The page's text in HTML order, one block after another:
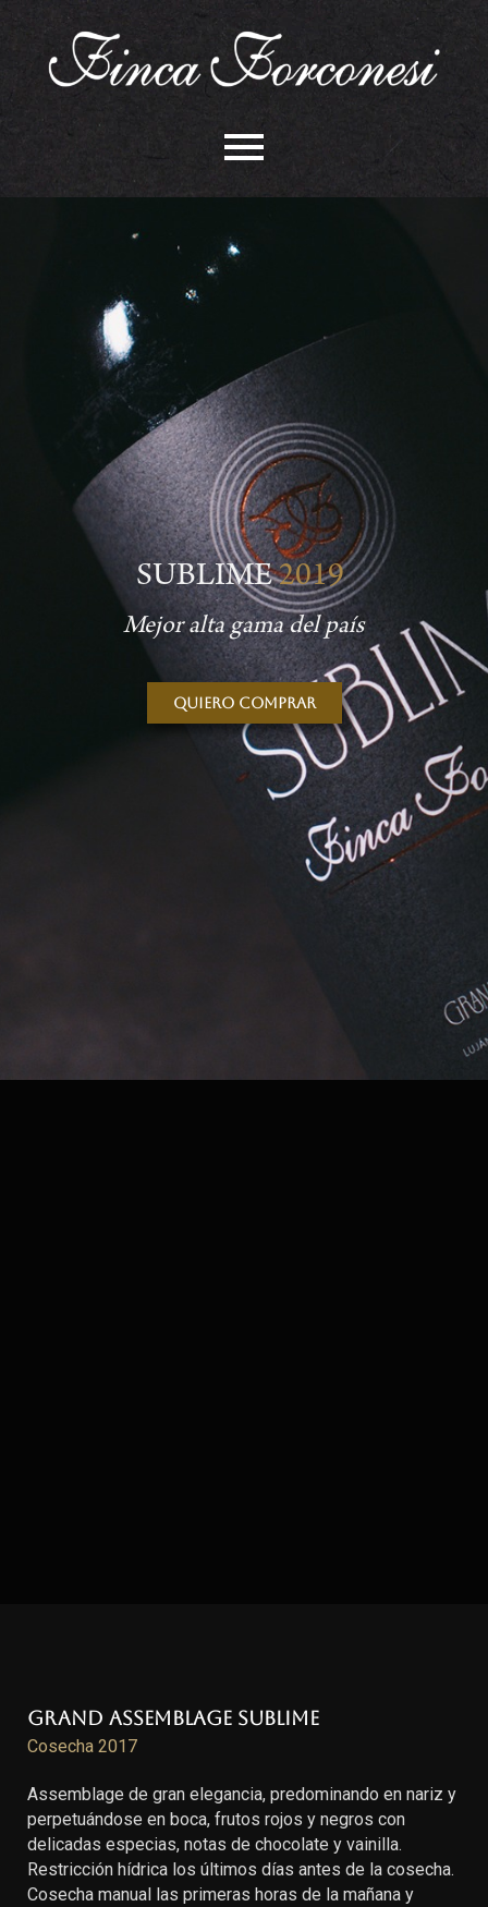
SUBLIME2019
Mejor alta gama del país
Quiero comprar
Grand Assemblage Sublime
Cosecha 2017
Assemblage de gran elegancia, predominando en nariz y
perpetuándose en boca, frutos rojos y negros con
delicadas especias, notas de chocolate y vainilla.
Restricción hídrica los últimos días antes de la cosecha.
Cosecha manual las primeras horas de la mañana y